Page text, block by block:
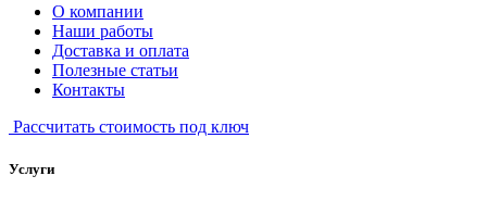
О компании
Наши работы
Доставка и оплата
Полезные статьи
Контакты
Рассчитать стоимость под ключ
Услуги